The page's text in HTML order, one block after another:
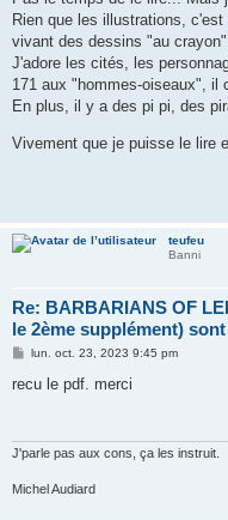
g
Rien que les illustrations,
vivant des dessins "au
J'adore les cités, les
171 aux "hommes-oiseaux", il
En plus, il y a des pi pi, des
Vivement que je puisse le lire
teufeu
Banni
Re: BARBARIANS OF
le 2ème supplément)
M
s
lun. oct. 23, 2023 9:45 pm
recu le pdf. merci
J'parle pas aux cons, ça les instruit.
Michel Audiard